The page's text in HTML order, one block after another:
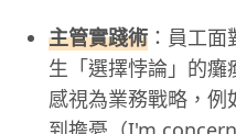
主管實踐術 ：員工
生「選擇悖論」的癱
感視為業務戰略，